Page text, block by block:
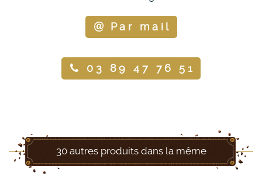
Par mail
03 89 47 76 51
30 autres produits dans la même